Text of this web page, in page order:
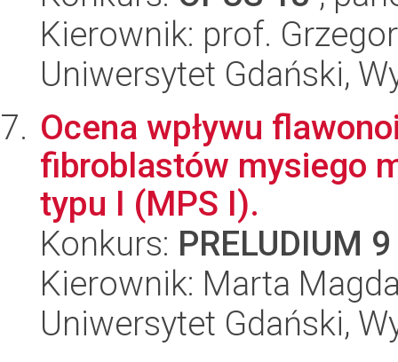
Kierownik: prof.
Uniwersytet Gdański,
Ocena wpływu
fibroblastów mysiego
typu I (MPS I).
Konkurs: PRELUDIUM 9
Kierownik: Marta
Uniwersytet Gdański,